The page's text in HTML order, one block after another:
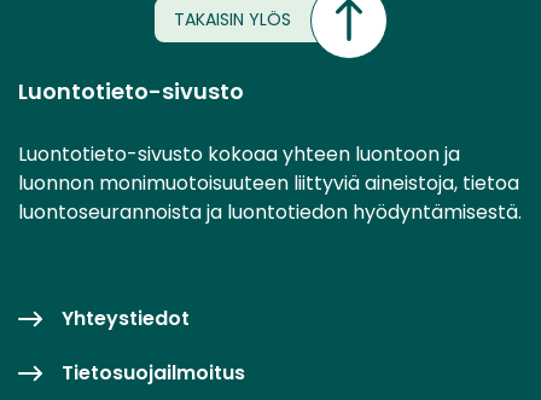
TAKAISIN YLÖS
Luontotieto-sivusto
Luontotieto-sivusto kokoaa yhteen luontoon ja
luonnon monimuotoisuuteen liittyviä aineistoja, tietoa
luontoseurannoista ja luontotiedon hyödyntämisestä.
Yhteystiedot
Tietosuojailmoitus